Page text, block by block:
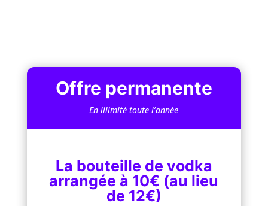
Offre permanente
En illimité toute l’année
La bouteille de vodka
arrangée à 10€ (au lieu
de 12€)